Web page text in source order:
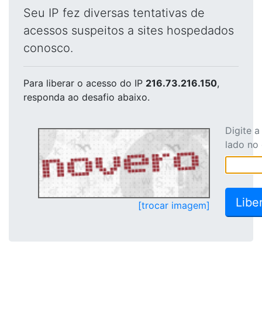
Seu IP fez diversas tentativas de
acessos suspeitos a sites hospedados
conosco.
Para liberar o acesso do IP 216.73.216.150,
responda ao desafio abaixo.
[trocar imagem]
Digite
lado no